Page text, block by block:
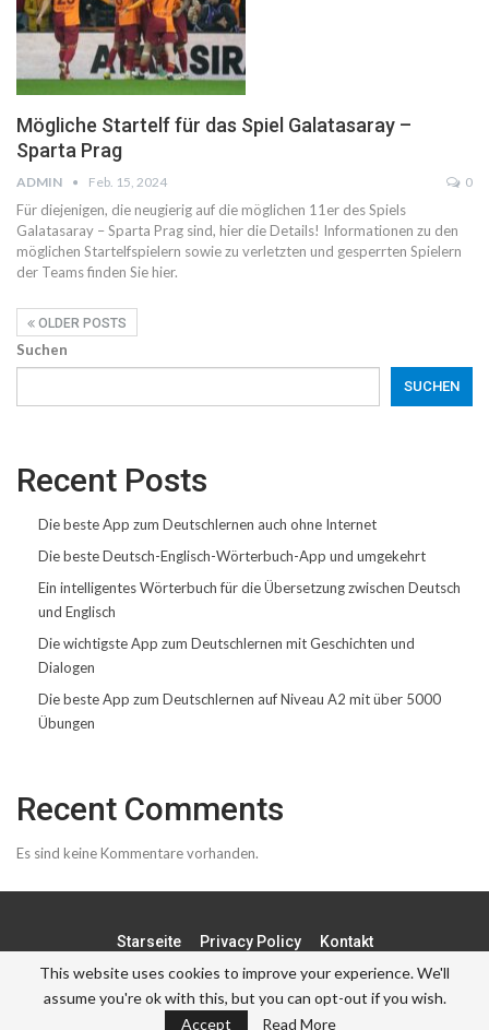
Mögliche Startelf für das Spiel Galatasaray –
Sparta Prag
ADMIN Feb. 15, 2024 0
Für diejenigen, die neugierig auf die möglichen 11er des Spiels
Galatasaray – Sparta Prag sind, hier die Details! Informationen zu den
möglichen Startelfspielern sowie zu verletzten und gesperrten Spielern
der Teams finden Sie hier.
OLDER POSTS
Suchen
SUCHEN
Recent Posts
Die beste App zum Deutschlernen auch ohne Internet
Die beste Deutsch-Englisch-Wörterbuch-App und umgekehrt
Ein intelligentes Wörterbuch für die Übersetzung zwischen Deutsch
und Englisch
Die wichtigste App zum Deutschlernen mit Geschichten und
Dialogen
Die beste App zum Deutschlernen auf Niveau A2 mit über 5000
Übungen
Recent Comments
Es sind keine Kommentare vorhanden.
Starseite Privacy Policy Kontakt
© - . All Rights Reserved.
This website uses cookies to improve your experience. We'll
assume you're ok with this, but you can opt-out if you wish.
Accept
Read More